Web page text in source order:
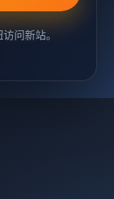
问新站。